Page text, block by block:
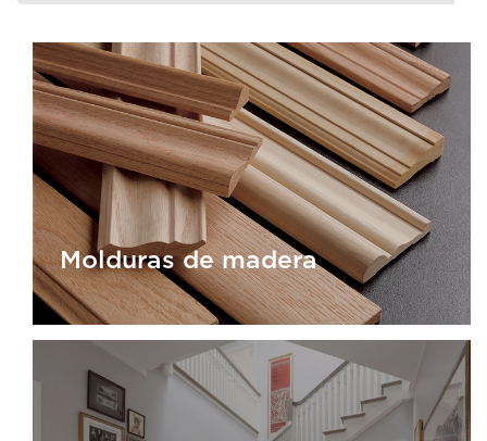
Molduras de madera
Molduras de madera